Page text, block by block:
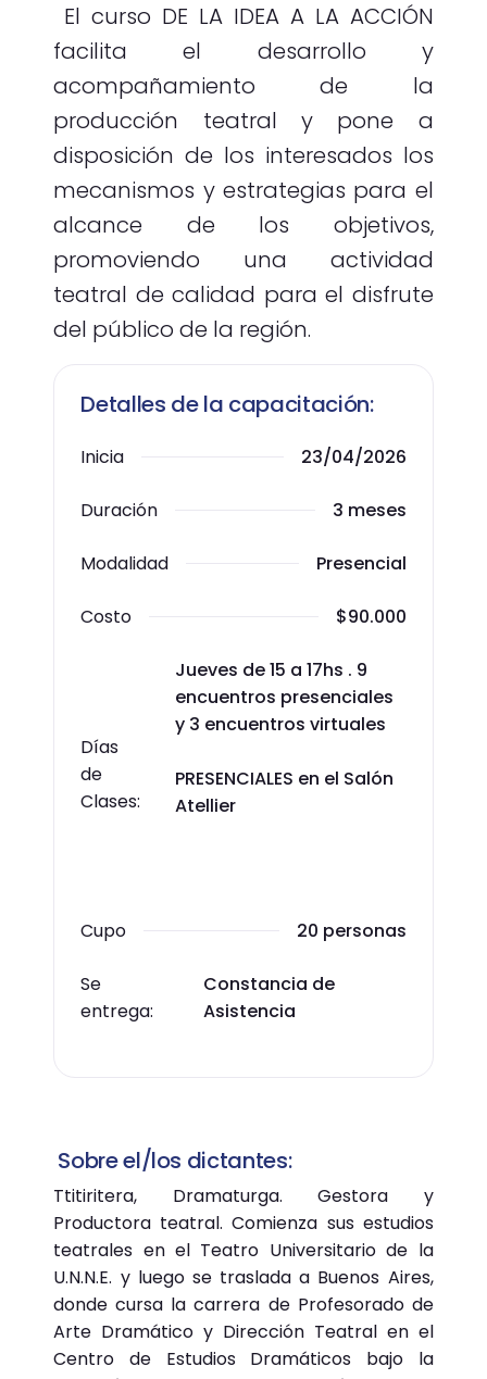
El curso DE LA IDEA A LA ACCIÓN
facilita el desarrollo y
acompañamiento de la
producción teatral y pone a
disposición de los interesados los
mecanismos y estrategias para el
alcance de los objetivos,
promoviendo una actividad
teatral de calidad para el disfrute
del público de la región.
Detalles de la capacitación:
Inicia 23/04/2026
Duración 3 meses
Modalidad Presencial
Costo $90.000
Días
de
Clases:
Jueves de 15 a 17hs . 9
encuentros presenciales
y 3 encuentros virtuales
PRESENCIALES en el Salón
Atellier
Cupo 20 personas
Se
entrega:
Constancia de
Asistencia
Sobre el/los dictantes:
Ttitiritera, Dramaturga. Gestora y
Productora teatral. Comienza sus estudios
teatrales en el Teatro Universitario de la
U.N.N.E. y luego se traslada a Buenos Aires,
donde cursa la carrera de Profesorado de
Arte Dramático y Dirección Teatral en el
Centro de Estudios Dramáticos bajo la